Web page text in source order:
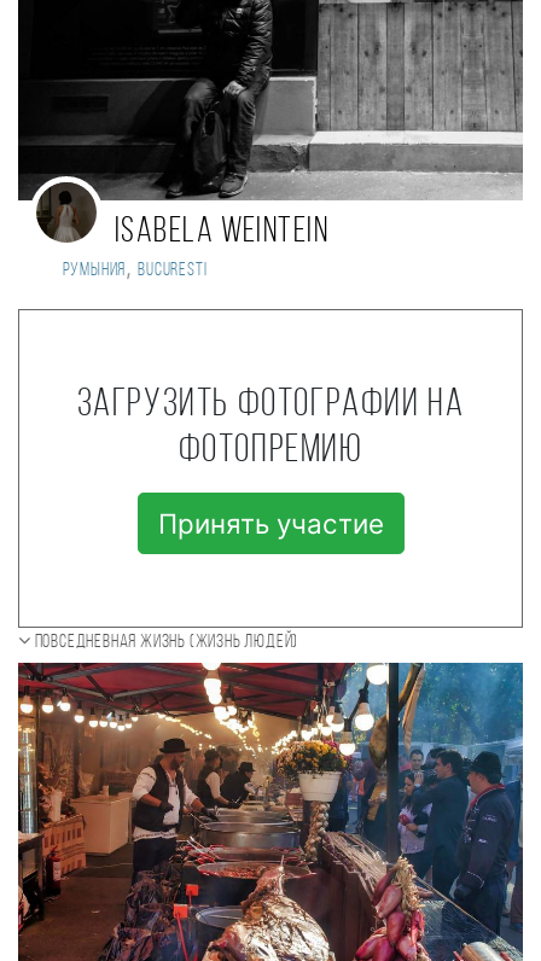
Isabela Weintein
Румыния , Bucuresti
Загрузить фотографии на
фотопремию
Принять участие
Повседневная жизнь (Жизнь людей)